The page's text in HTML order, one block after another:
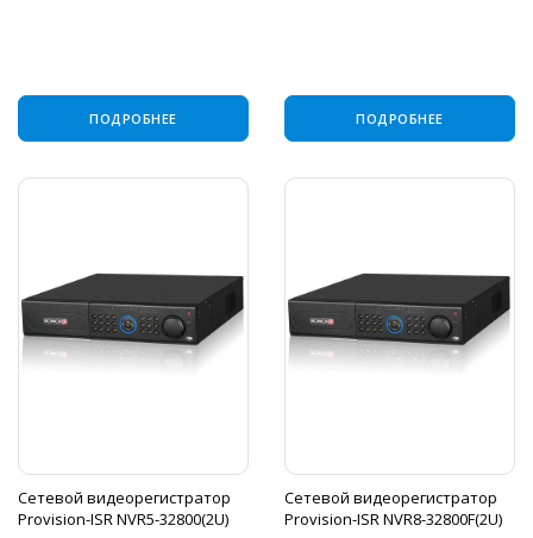
ПОДРОБНЕЕ ПОДРОБНЕЕ
Сетевой видеорегистратор
Provision-ISR NVR5-32800(2U)
Сетевой видеорегистратор
Provision-ISR NVR8-32800F(2U)